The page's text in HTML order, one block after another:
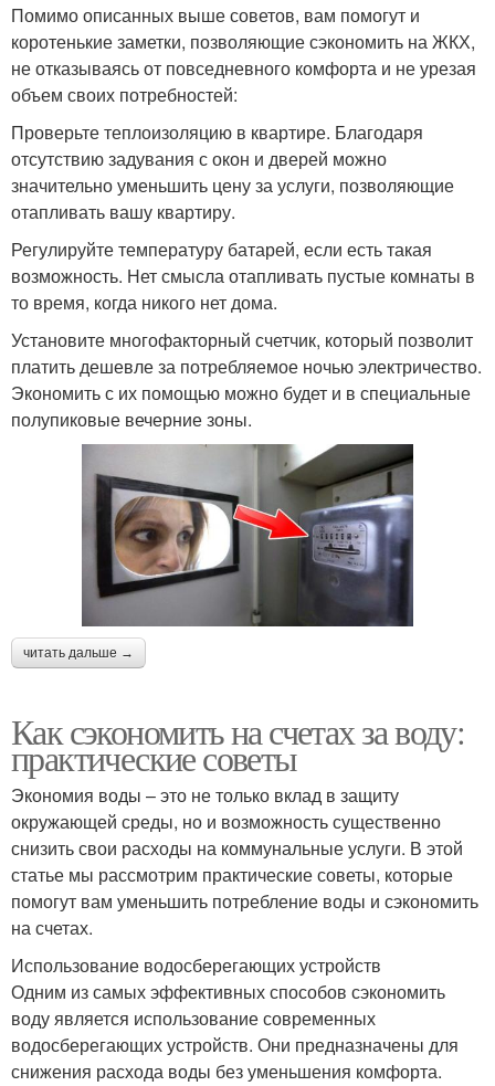
Помимо описанных выше советов, вам помогут и
коротенькие заметки, позволяющие сэкономить на ЖКХ,
не отказываясь от повседневного комфорта и не урезая
объем своих потребностей:
Проверьте теплоизоляцию в квартире. Благодаря
отсутствию задувания с окон и дверей можно
значительно уменьшить цену за услуги, позволяющие
отапливать вашу квартиру.
Регулируйте температуру батарей, если есть такая
возможность. Нет смысла отапливать пустые комнаты в
то время, когда никого нет дома.
Установите многофакторный счетчик, который позволит
платить дешевле за потребляемое ночью электричество.
Экономить с их помощью можно будет и в специальные
полупиковые вечерние зоны.
читать дальше →
Как сэкономить на счетах за воду:
практические советы
Экономия воды – это не только вклад в защиту
окружающей среды, но и возможность существенно
снизить свои расходы на коммунальные услуги. В этой
статье мы рассмотрим практические советы, которые
помогут вам уменьшить потребление воды и сэкономить
на счетах.
Использование водосберегающих устройств
Одним из самых эффективных способов сэкономить
воду является использование современных
водосберегающих устройств. Они предназначены для
снижения расхода воды без уменьшения комфорта.